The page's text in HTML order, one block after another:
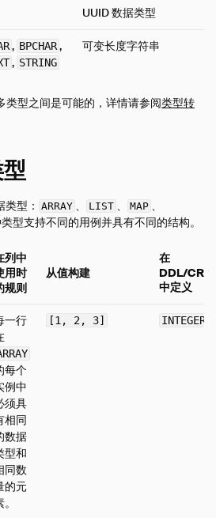
UUID 数据类型
, BPCHAR,
, STRING
可变长度字符串
类型之间是可能的，详情请参阅类型转
型： ARRAY 、 LIST 、 MAP 、
型支持不同的用例并具有不同的结构。
列中
用时
规则
从值构建
在
DDL/
中定义
一行
每个
例中
须具
相同
数据
型和
同数
的元
[1, 2, 3]